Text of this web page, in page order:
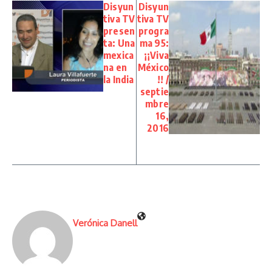
Disyun
tiva TV
presen
ta: Una
mexica
na en
la India
Disyun
tiva TV
progra
ma 95:
¡¡Viva
México
!! /
septie
mbre
16,
2016
Verónica Danell